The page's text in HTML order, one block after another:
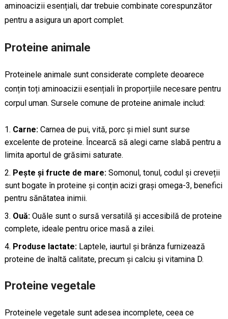
aminoacizii esențiali, dar trebuie combinate corespunzător
pentru a asigura un aport complet.
Proteine animale
Proteinele animale sunt considerate complete deoarece
conțin toți aminoacizii esențiali în proporțiile necesare pentru
corpul uman. Sursele comune de proteine animale includ:
Carne:Carnea de pui, vită, porc și miel sunt surse
excelente de proteine. Încearcă să alegi carne slabă pentru a
limita aportul de grăsimi saturate.
Pește și fructe de mare:Somonul, tonul, codul și creveții
sunt bogate în proteine și conțin acizi grași omega-3, benefici
pentru sănătatea inimii.
Ouă:Ouăle sunt o sursă versatilă și accesibilă de proteine
complete, ideale pentru orice masă a zilei.
Produse lactate:Laptele, iaurtul și brânza furnizează
proteine de înaltă calitate, precum și calciu și vitamina D.
Proteine vegetale
Proteinele vegetale sunt adesea incomplete, ceea ce